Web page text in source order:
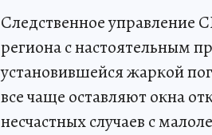
Следственное управление
региона с настоятельным
установившейся жаркой
все чаще оставляют окна
несчастных случаев с